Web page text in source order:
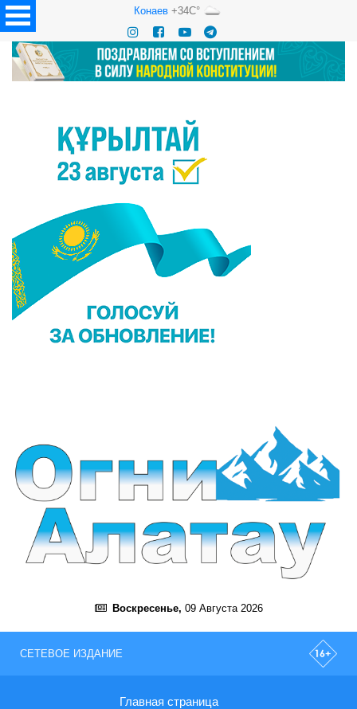
Конаев+34C°
Воскресенье, 09 Августа 2026
СЕТЕВОЕ ИЗДАНИЕ
Главная страница